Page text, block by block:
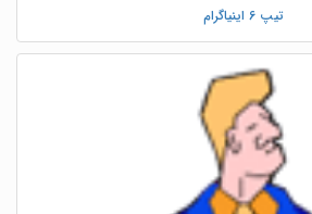
تیپ 6 اینیاگرام